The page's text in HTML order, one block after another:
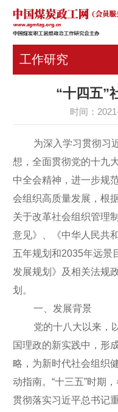
工作研究
“十四五”
时间：
为深入学习贯彻习
想，全面贯彻党的十九
中全会精神，进一步规
会组织高质量发展，根
关于改革社会组织管理
意见》、《中华人民共
五年规划和2035年远景
发展规划》及相关法规
划。
一、发展背景
党的十八大以来，
国理政的新实践中，形
略，为新时代社会组织
动指南。“十三五”时期
贯彻落实习近平总书记